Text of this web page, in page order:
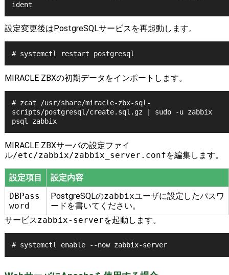
設定変更後はPostgreSQLサービスを再起動します。
# systemctl restart postgresql
MIRACLE ZBXの初期データをインポートします。
# zcat /usr/share/miracle-zbx-sql-
scripts/postgresql/create.sql.gz | sudo -u zabbix
MIRACLE ZBXサーバの設定ファイ
ル/etc/zabbix/zabbix_server.confを編集します。
設定項目
設定内容
DBPass
word
PostgreSQLのzabbixユーザに設定したパスワ
ードを書いてください。
サービスzabbix-serverを起動します。